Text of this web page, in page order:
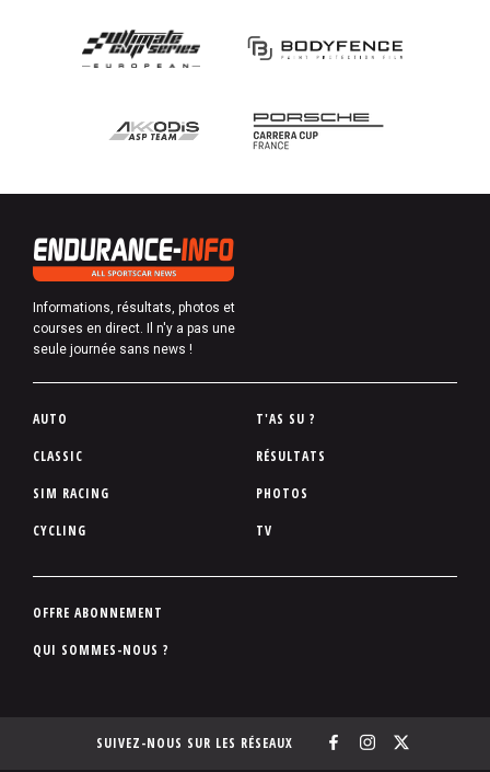
Informations, résultats, photos et
courses en direct. Il n'y a pas une
seule journée sans news !
P
d
d
p
e
AUTO
CLASSIC
SIM RACING
CYCLING
T'AS SU ?
RÉSULTATS
PHOTOS
TV
P
d
OFFRE ABONNEMENT
QUI SOMMES-NOUS ?
SUIVEZ-NOUS SUR LES RÉSEAUX